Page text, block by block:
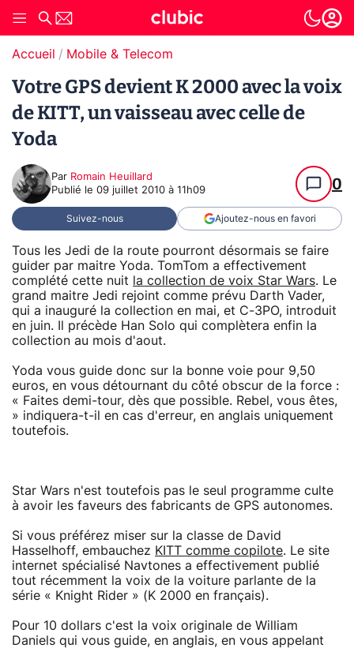
Accueil Mobile & Telecom
Votre GPS devient K 2000 avec la voix
de KITT, un vaisseau avec celle de
Yoda
Par Romain Heuillard
Publié le 09 juillet 2010 à 11h09 0
Suivez-nous Ajoutez-nous en favori
Tous les Jedi de la route pourront désormais se faire
guider par maitre Yoda. TomTom a effectivement
complété cette nuit
la collection de voix Star Wars. Le
grand maitre Jedi rejoint comme prévu Darth Vader,
qui a inauguré la collection en mai, et C-3PO, introduit
en juin. Il précède Han Solo qui complètera enfin la
collection au mois d'aout.
Yoda vous guide donc sur la bonne voie pour 9,50
euros, en vous détournant du côté obscur de la force :
« Faites demi-tour, dès que possible. Rebel, vous êtes,
» indiquera-t-il en cas d'erreur, en anglais uniquement
toutefois.
Star Wars n'est toutefois pas le seul programme culte
à avoir les faveurs des fabricants de GPS autonomes.
Si vous préférez miser sur la classe de David
Hasselhoff, embauchez KITT comme copilote. Le site
internet spécialisé Navtones a effectivement publié
tout récemment la voix de la voiture parlante de la
série « Knight Rider » (K 2000 en français).
Pour 10 dollars c'est la voix originale de William
Daniels qui vous guide, en anglais, en vous appelant